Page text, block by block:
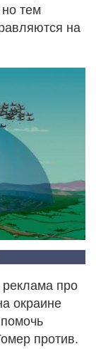
тем
на
про
окраине
против.